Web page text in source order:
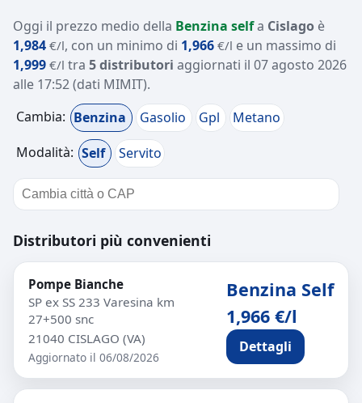
Oggi il prezzo medio della Benzina selfa Cislago è
1,984 €/l, con un minimo di 1,966 €/l e un massimo di
1,999 €/l tra 5 distributori aggiornati il 07 agosto 2026
alle 17:52(dati MIMIT).
Cambia: Benzina Gasolio Gpl
Metano
Modalità: Self Servito
Distributori più convenienti
Pompe Bianche
SP ex SS 233 Varesina km
27+500 snc
21040 CISLAGO (VA)
Aggiornato il 06/08/2026
Benzina Self
1,966 €/l
Dettagli